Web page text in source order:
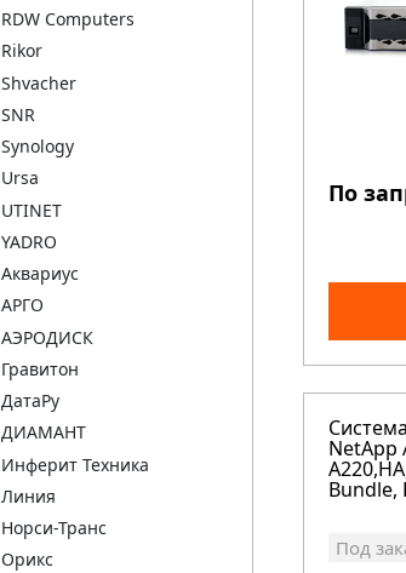
RDW Computers
Rikor
Shvacher
SNR
Synology
Ursa
UTINET
YADRO
Аквариус
АРГО
АЭРОДИСК
Гравитон
ДатаРу
ДИАМАНТ
Инферит Техника
Линия
Норси-Транс
Орикс
По
NetApp
Bundle,
Под